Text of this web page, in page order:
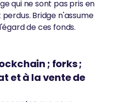
qui ne sont pas pris en
Bridge n'assume
de ces fonds.
; forks ;
et à la vente de